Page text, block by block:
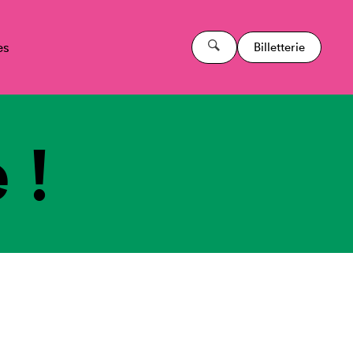
Billetterie
!